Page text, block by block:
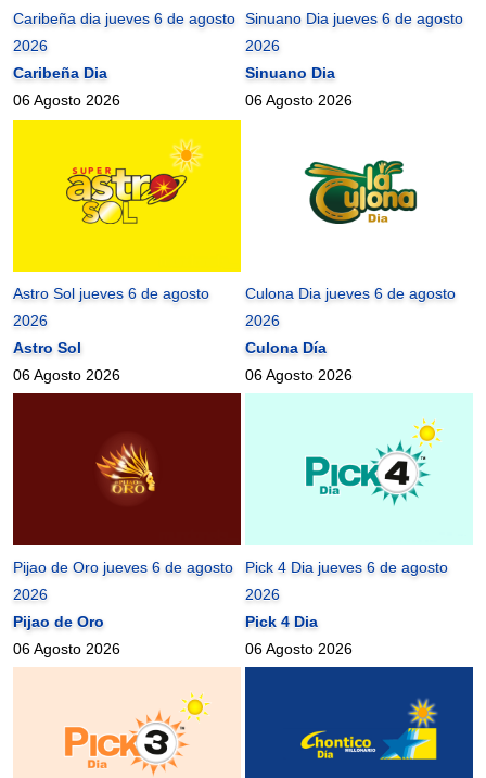
Caribeña dia jueves 6 de agosto
2026
Caribeña Dia
06 Agosto 2026
Sinuano Dia jueves 6 de agosto
2026
Sinuano Dia
06 Agosto 2026
Astro Sol jueves 6 de agosto
2026
Astro Sol
06 Agosto 2026
Culona Dia jueves 6 de agosto
2026
Culona Día
06 Agosto 2026
Pijao de Oro jueves 6 de agosto
2026
Pijao de Oro
06 Agosto 2026
Pick 4 Dia jueves 6 de agosto
2026
Pick 4 Dia
06 Agosto 2026